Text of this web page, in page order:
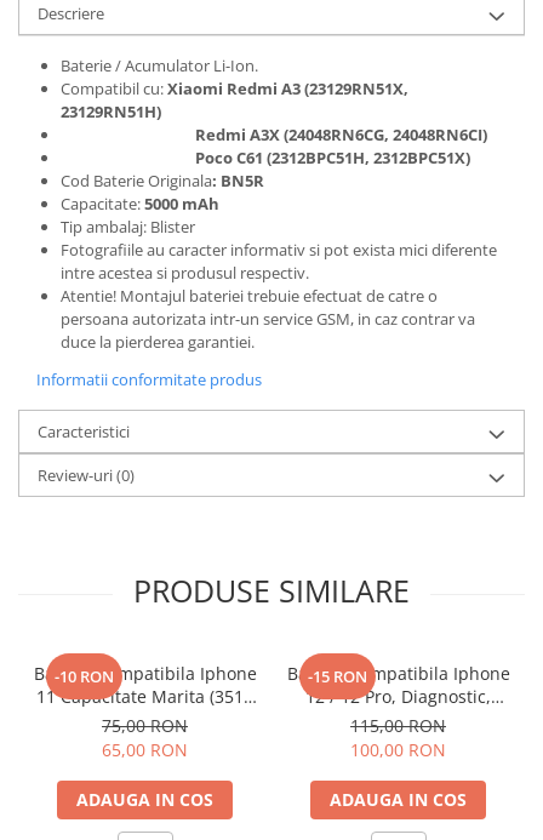
Xiaomi
Oppo / Realme
Motorola
Huawei / Honor
Incarcatoare
Incarcatoare Retea
Incarcatoare Auto
Cabluri de date / Audio
Componente Gsm
Iphone
Samsung
Huawei / Honor
Motorola
Oppo / Realme
Casti / Headset
Sticla / Geam
Iphone
Folii Protectie
Folii Protectie 10D
Descriere
Baterie / Acumulator Li-Ion.
Compatibil cu:Xiaomi Redmi A3 (23129RN51X,
23129RN51H)
Redmi A3X (24048RN6CG, 24048RN6CI)
Poco C61 (2312BPC51H, 2312BPC51X)
Cod Baterie Originala: BN5R
Capacitate:5000 mAh
Tip ambalaj: Blister
Fotografiile au caracter informativ si pot exista mici diferente
intre acestea si produsul respectiv.
Atentie! Montajul bateriei trebuie efectuat de catre o
persoana autorizata intr-un service GSM, in caz contrar va
duce la pierderea garantiei.
Informatii conformitate produs
Caracteristici
Review-uri(0)
PRODUSE SIMILARE
-10 RON
Baterie Compatibila Iphone
11 Capacitate Marita (3510
mAh)
75,00 RON
65,00 RON
ADAUGA IN COS
-15 RON
Baterie Compatibila Iphone
12 / 12 Pro, Diagnostic,
Capacitate Marita (3310
mAh)
115,00 RON
100,00 RON
ADAUGA IN COS